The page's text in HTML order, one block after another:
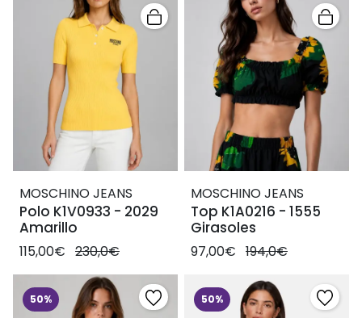
MOSCHINO JEANS
Polo K1V0933 - 2029
Amarillo
115,00€ 230,0€
MOSCHINO JEANS
Top K1A0216 - 1555
Girasoles
97,00€ 194,0€
50% 50%